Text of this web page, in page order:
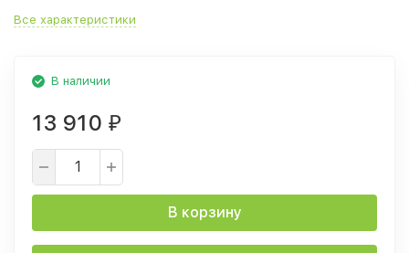
Все характеристики
В наличии
13 910 ₽
В корзину